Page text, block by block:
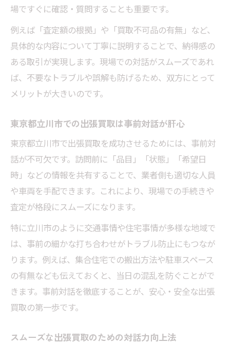
場ですぐに確認・質問することも重要です。
例えば「査定額の根拠」や「買取不可品の有無」など、
具体的な内容について丁寧に説明することで、納得感の
ある取引が実現します。現場での対話がスムーズであれ
ば、不要なトラブルや誤解も防げるため、双方にとって
メリットが大きいのです。
東京都立川市での出張買取は事前対話が肝心
東京都立川市で出張買取を成功させるためには、事前対
話が不可欠です。訪問前に「品目」「状態」「希望日
時」などの情報を共有することで、業者側も適切な人員
や車両を手配できます。これにより、現場での手続きや
査定が格段にスムーズになります。
特に立川市のように交通事情や住宅事情が多様な地域で
は、事前の細かな打ち合わせがトラブル防止にもつなが
ります。例えば、集合住宅での搬出方法や駐車スペース
の有無なども伝えておくと、当日の混乱を防ぐことがで
きます。事前対話を徹底することが、安心・安全な出張
買取の第一歩です。
スムーズな出張買取のための対話力向上法